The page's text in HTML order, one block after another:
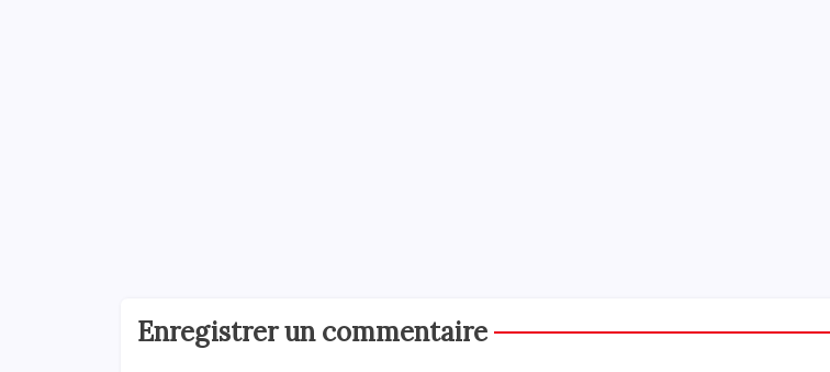
Enregistrer un commentaire